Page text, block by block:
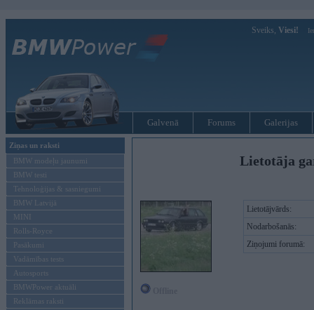
Sveiks, Viesi!
Galvenā Forums Galerijas
Ziņas un raksti
BMW modeļu jaunumi
BMW testi
Tehnoloģijas & sasniegumi
BMW Latvijā
MINI
Rolls-Royce
Pasākumi
Vadāmības tests
Autosports
BMWPower aktuāli
Reklāmas raksti
Lietotāja
Lietotājvārds:
Nodarbošanās:
Ziņojumi forumā: